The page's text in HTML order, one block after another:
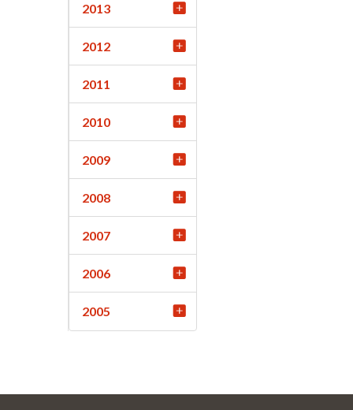
2013
2012
2011
2010
2009
2008
2007
2006
2005